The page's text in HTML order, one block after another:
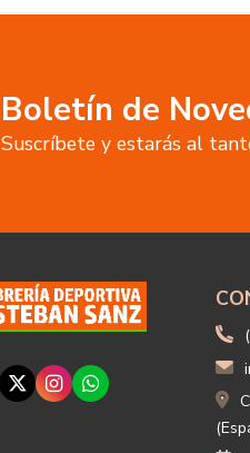
Boletín de
Suscríbete y estarás al